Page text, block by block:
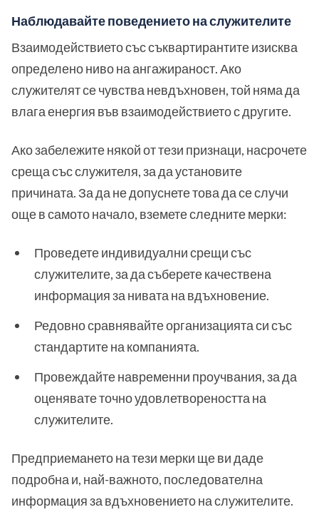
Наблюдавайте поведението на служителите
Взаимодействието със съквартирантите изисква
определено ниво на ангажираност. Ако
служителят се чувства невдъхновен, той няма да
влага енергия във взаимодействието с другите.
Ако забележите някой от тези признаци, насрочете
среща със служителя, за да установите
причината. За да не допуснете това да се случи
още в самото начало, вземете следните мерки:
Проведете индивидуални срещи със
служителите, за да съберете качествена
информация за нивата на вдъхновение.
Редовно сравнявайте организацията си със
стандартите на компанията.
Провеждайте навременни проучвания, за да
оценявате точно удовлетвореността на
служителите.
Предприемането на тези мерки ще ви даде
подробна и, най-важното, последователна
информация за вдъхновението на служителите.